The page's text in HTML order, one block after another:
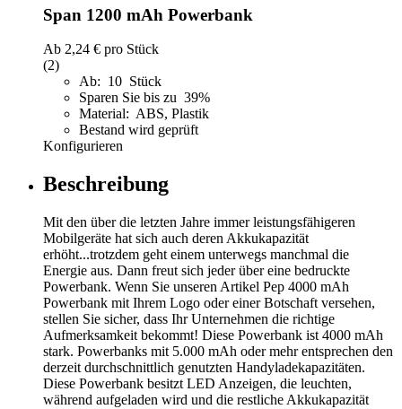
Span 1200 mAh Powerbank
Ab 2,24 € pro Stück
(2)
Ab: 10 Stück
Sparen Sie bis zu 39%
Material: ABS, Plastik
Bestand wird geprüft
Konfigurieren
Beschreibung
Mit den über die letzten Jahre immer leistungsfähigeren
Mobilgeräte hat sich auch deren Akkukapazität
erhöht...trotzdem geht einem unterwegs manchmal die
Energie aus. Dann freut sich jeder über eine bedruckte
Powerbank. Wenn Sie unseren Artikel Pep 4000 mAh
Powerbank mit Ihrem Logo oder einer Botschaft versehen,
stellen Sie sicher, dass Ihr Unternehmen die richtige
Aufmerksamkeit bekommt! Diese Powerbank ist 4000 mAh
stark. Powerbanks mit 5.000 mAh oder mehr entsprechen den
derzeit durchschnittlich genutzten Handyladekapazitäten.
Diese Powerbank besitzt LED Anzeigen, die leuchten,
während aufgeladen wird und die restliche Akkukapazität